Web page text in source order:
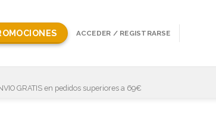
ACCEDER / REGISTRARSE
GRATIS en pedidos superiores a 69€